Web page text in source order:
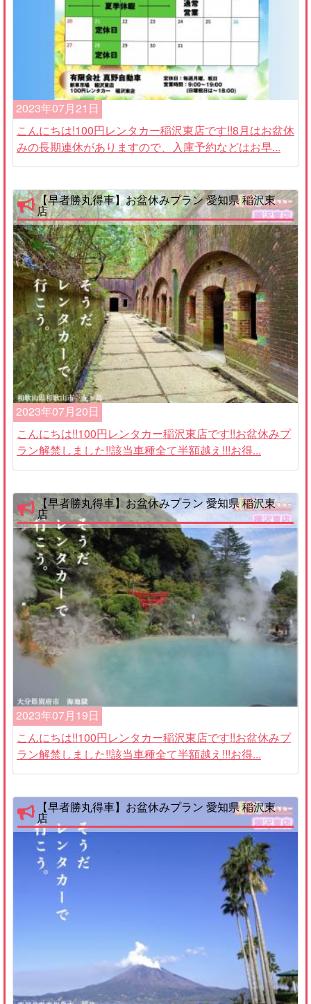
2023年07月21日
こんにちは!100円レンタカー稲沢東店です!!8月はお盆休
みの長期連休がありますので、入庫予約などはお早...
【早者勝丸得車】お盆休みプラン 愛知県 稲沢東
店
2023年07月20日
こんにちは!!100円レンタカー稲沢東店です!!お盆休みプ
ラン解禁しました!!該当車種全て半額越え!!!お得...
【早者勝丸得車】お盆休みプラン 愛知県 稲沢東
店
2023年07月19日
こんにちは!!100円レンタカー稲沢東店です!!お盆休みプ
ラン解禁しました!!該当車種全て半額越え!!!お得...
【早者勝丸得車】お盆休みプラン 愛知県 稲沢東
店